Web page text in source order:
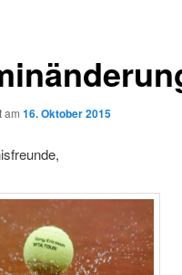
am 16. Oktober 2015